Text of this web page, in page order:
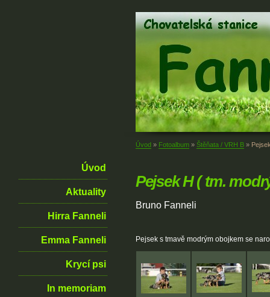
Úvod
Aktuality
Hirra Fanneli
Emma Fanneli
Krycí psi
In memoriam
Úvod » Fotoalbum » Štěňata / VRH B »
Pejsek H ( tm.
Bruno Fanneli
Pejsek s tmavě modrým obojkem se